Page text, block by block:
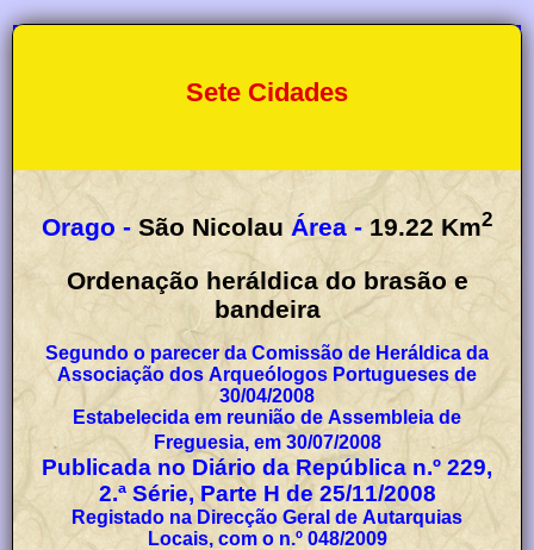
Sete Cidades
Orago - São Nicolau Área - 19.22 Km2
Ordenação heráldica do brasão e
bandeira
Segundo o parecer da Comissão de Heráldica da
Associação dos Arqueólogos Portugueses de
30/04/2008
Estabelecida em reunião de Assembleia de
Freguesia, em 30/07/2008
Publicada no Diário da República n.º 229,
2.ª Série, Parte H de 25/11/2008
Registado na Direcção Geral de Autarquias
Locais, com o n.º 048/2009